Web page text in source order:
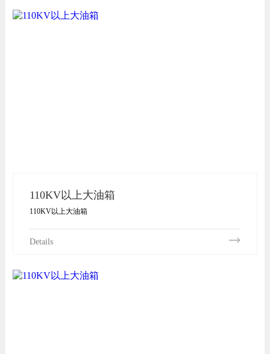
110KV以上大油箱
110KV以上大油箱
Details